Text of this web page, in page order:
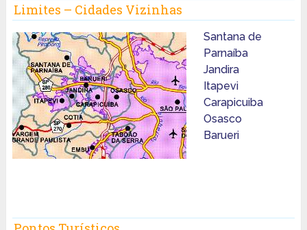
Limites – Cidades Vizinhas
Santana de
Parnaíba
Jandira
Itapevi
Carapicuiba
Osasco
Barueri